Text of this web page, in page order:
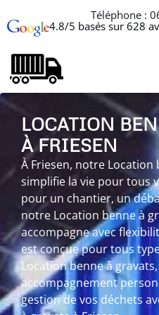
Téléphone :
4.8/5 basés sur 628
LOCATION
À FRIESEN
À Friesen, notre Location
simplifie la vie pour tous
pour un chantier, un
notre Location benne à
accompagne avec
est conçue pour tous
Location benne à
accompagnement
gestion de vos déchets